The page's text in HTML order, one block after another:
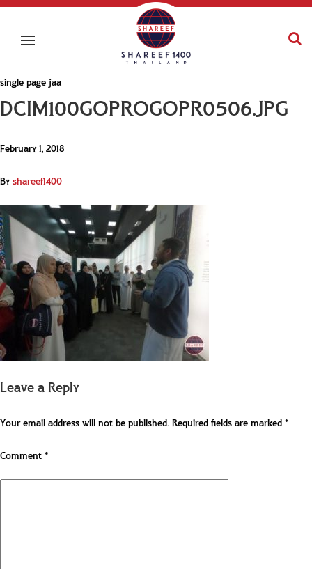
single page jaa
DCIM100GOPROGOPR0506.JPG
February 1, 2018
Byshareef1400
Leave a Reply
Your email address will not be published.Required fields are marked*
Comment*